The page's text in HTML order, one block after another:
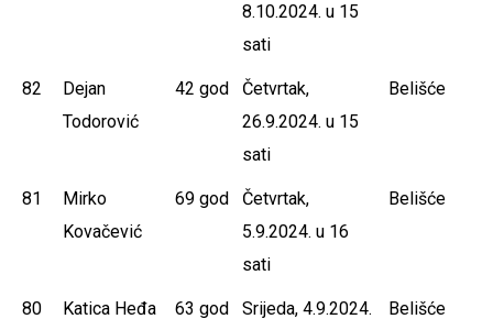
8.10.2024. u 15
sati
82
Dejan
Todorović
42 god
Četvrtak,
26.9.2024. u 15
sati
Belišće
81
Mirko
Kovačević
69 god
Četvrtak,
5.9.2024. u 16
sati
Belišće
80 Katica Heđa 63 god
Srijeda, 4.9.2024.
Belišće